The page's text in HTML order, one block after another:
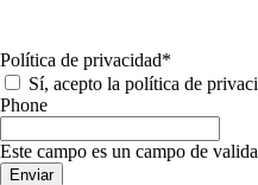
Política de privacidad*
Sí, acepto la política de
Phone
Este campo es un campo de